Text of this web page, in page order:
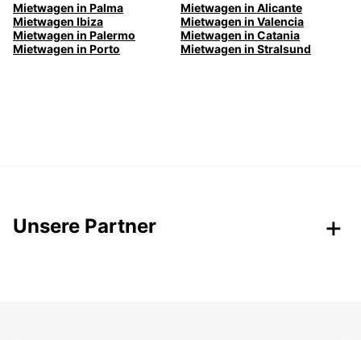
Mietwagen in Palma
Mietwagen in Alicante
Mietwagen Ibiza
Mietwagen in Valencia
Mietwagen in Palermo
Mietwagen in Catania
Mietwagen in Porto
Mietwagen in Stralsund
Unsere Partner